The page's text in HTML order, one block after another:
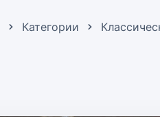
Категории